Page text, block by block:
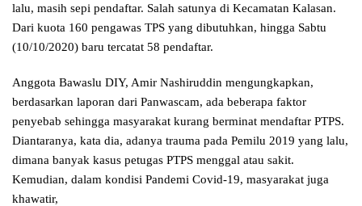
lalu, masih sepi pendaftar. Salah satunya di Kecamatan Kalasan.
Dari kuota 160 pengawas TPS yang dibutuhkan, hingga Sabtu
(10/10/2020) baru tercatat 58 pendaftar.
Anggota Bawaslu DIY, Amir Nashiruddin mengungkapkan,
berdasarkan laporan dari Panwascam, ada beberapa faktor
penyebab sehingga masyarakat kurang berminat mendaftar PTPS.
Diantaranya, kata dia, adanya trauma pada Pemilu 2019 yang lalu,
dimana banyak kasus petugas PTPS menggal atau sakit.
Kemudian, dalam kondisi Pandemi Covid-19, masyarakat juga
khawatir,